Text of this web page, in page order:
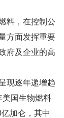
料，在控制公
方面发挥重要
府及企业的高
现逐年递增趋
美国生物燃料
加仑，其中